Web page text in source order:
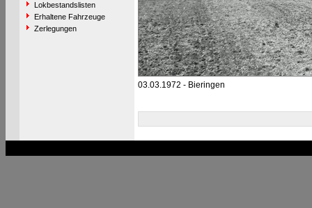
Lokbestandslisten
Erhaltene Fahrzeuge
Zerlegungen
03.03.1972 - Bieringen